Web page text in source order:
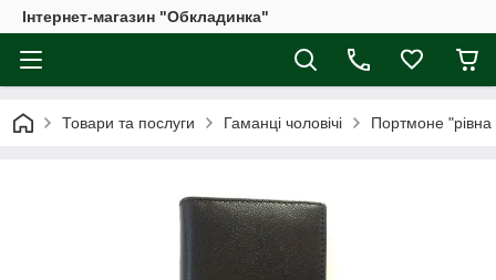
Інтернет-магазин "Обкладинка"
Товари та послуги Гаманці чоловічі Портмоне